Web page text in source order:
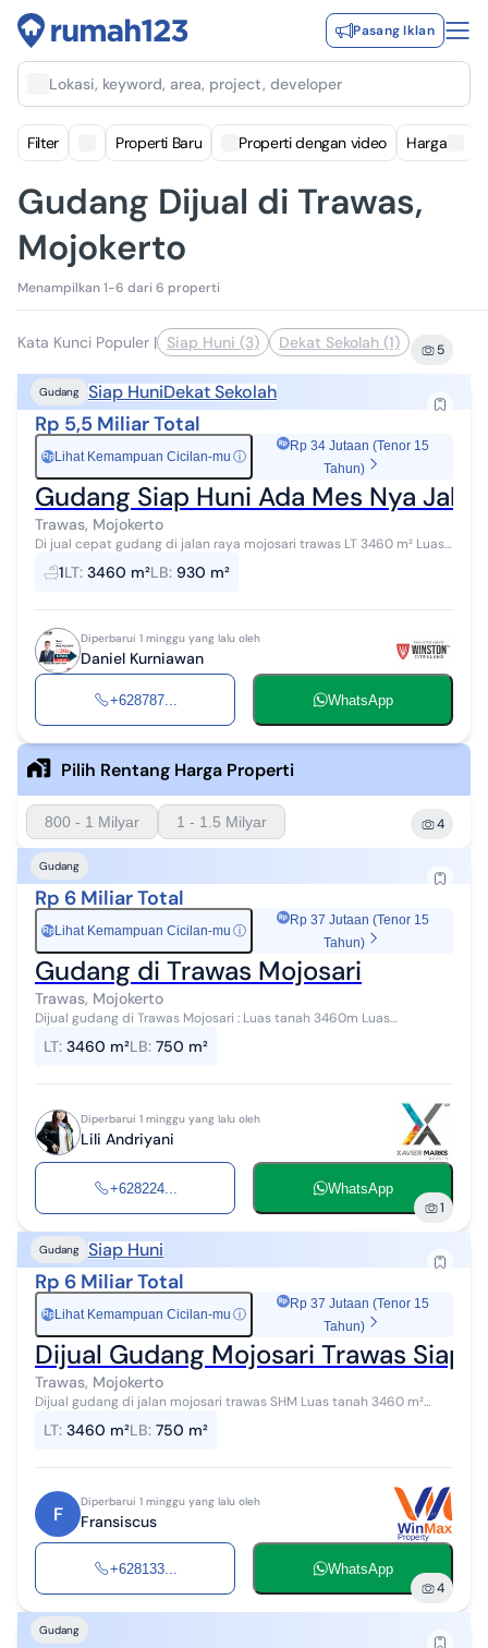
Pasang Iklan
Lokasi, keyword, area, project, developer
Filter Properti Baru Properti dengan video Harga
Gudang Dijual di Trawas,
Mojokerto
Menampilkan 1-6 dari 6 properti
Kata Kunci Populer | Siap Huni (3) Dekat Sekolah (1) 5
Gudang Siap HuniDekat Sekolah
Rp 5,5 Miliar Total
Rp Lihat Kemampuan Cicilan-mu ⓘ
Rp 34 Jutaan (Tenor 15
Tahun)
Gudang Siap Huni Ada Mes Nya
Trawas, Mojokerto
Di jual cepat gudang di jalan raya mojosari trawas LT 3460 m² Luas
gudang 750 m² Rumah 180 m² Belakang ada mes 3 kamar Ada
sumur bor airnya bag...
1LT: 3460 m²LB: 930 m²
Diperbarui 1 minggu yang lalu oleh
Daniel Kurniawan
+628787... WhatsApp
Pilih Rentang Harga Properti
800 - 1 Milyar 1 - 1.5 Milyar 4
Gudang
Rp 6 Miliar Total
Rp Lihat Kemampuan Cicilan-mu ⓘ
Rp 37 Jutaan (Tenor 15
Tahun)
Gudang di Trawas Mojosari
Trawas, Mojokerto
Dijual gudang di Trawas Mojosari : Luas tanah 3460m Luas
Shm Harga : Rp 6 Milyar...
LT: 3460 m²LB: 750 m²
Diperbarui 1 minggu yang lalu oleh
Lili Andriyani
+628224... WhatsApp
1
Gudang Siap Huni
Rp 6 Miliar Total
Rp Lihat Kemampuan Cicilan-mu ⓘ
Rp 37 Jutaan (Tenor 15
Tahun)
Dijual Gudang Mojosari Trawas Siap
Trawas, Mojokerto
Dijual gudang di jalan mojosari trawas SHM Luas tanah 3460 m²
Pagar keliling 95%...
LT: 3460 m²LB: 750 m²
F
Diperbarui 1 minggu yang lalu oleh
Fransiscus
+628133... WhatsApp
4
Gudang